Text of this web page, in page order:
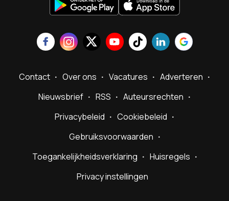
Contact Over ons Vacatures
Adverteren
Nieuwsbrief
RSS
Auteursrechten
Privacybeleid
Cookiebeleid
Gebruiksvoorwaarden
Toegankelijkheidsverklaring
Huisregels
Privacy instellingen